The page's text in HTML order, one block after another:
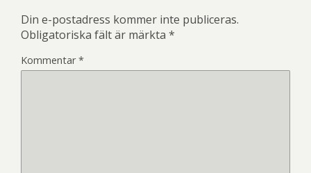
Din e-postadress kommer inte publiceras.
Obligatoriska fält är märkta *
Kommentar*